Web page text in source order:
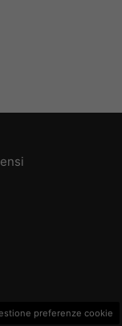
preferenze cookie